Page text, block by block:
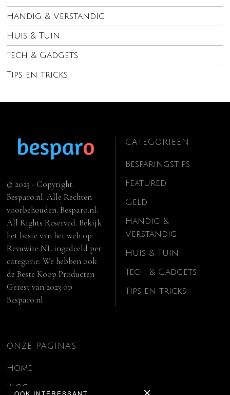
Handig & Verstandig
Huis & Tuin
Tech & Gadgets
Tips en tricks
OOK INTERESSANT
© 2023 - Copyright.
Besparo.nl. Alle Rechten
voorbehouden. Besparo.nl.
All Rights Reserved. Bekijk
het beste van het web op
Revuwire NL ingedeeld per
categorie. We hebben ook
deBeste Koop Producten
Getest van 2023 op
Besparo.nl
CATEGORIEËN
Besparingstips
Featured
Geld
Handig &
Verstandig
Huis & Tuin
Tech & Gadgets
Tips en tricks
ONZE PAGINA’S
Home
Blog